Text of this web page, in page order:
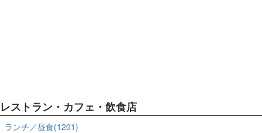
レストラン・カフェ・飲食店
ランチ／昼食(1201)